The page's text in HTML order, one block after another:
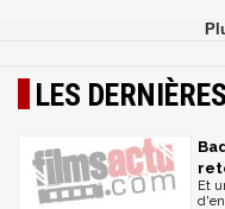
LES
Et